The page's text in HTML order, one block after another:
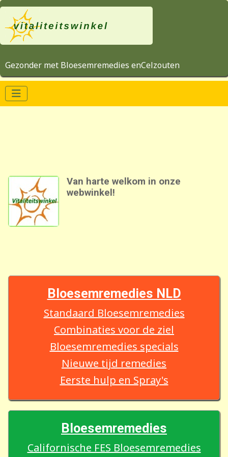
Gezonder met Bloesemremedies enCelzouten
Van harte welkom in onze
webwinkel!
Bloesemremedies NLD
Standaard Bloesemremedies
Combinaties voor de ziel
Bloesemremedies specials
Nieuwe tijd remedies
Eerste hulp en Spray's
Bloesemremedies
Californische FES Bloesemremedies